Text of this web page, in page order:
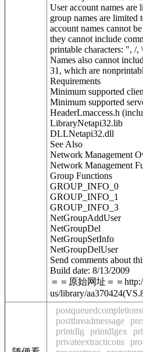
User account names are
group names are limited
account names cannot
they cannot include
printable characters: ", /
Names also cannot
31, which are
Requirements
Minimum supported
Minimum supported
HeaderLmaccess.h
LibraryNetapi32.lib
DLLNetapi32.dll
See Also
Network Management
Network Management
Group Functions
GROUP_INFO_0
GROUP_INFO_1
GROUP_INFO_3
NetGroupAddUser
NetGroupDel
NetGroupSetInfo
NetGroupDelUser
Send comments about
Build date: 8/13/2009
＝＝原始网址＝＝
us/library/
postthreadmessage
printdlg
printdlgex
privateextracticons